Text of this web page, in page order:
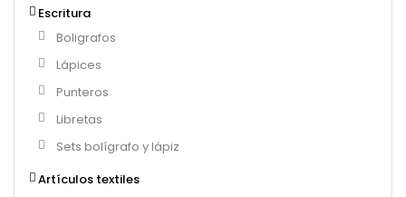
Escritura
Boligrafos
Lápices
Punteros
Libretas
Sets bolígrafo y lápiz
Artículos textiles